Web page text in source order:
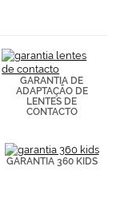
GARANTIA DE
ADAPTAÇÃO DE
LENTES DE
CONTACTO
GARANTIA 360 KIDS